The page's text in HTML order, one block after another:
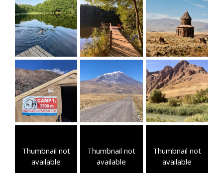
Thumbnail not
available
Thumbnail not
available
Thumbnail not
available